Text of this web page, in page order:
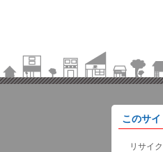
このサ
リサイ